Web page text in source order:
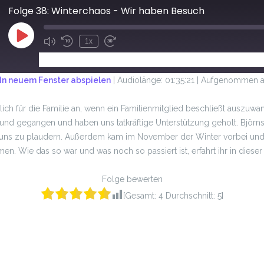
Folge 38: Winterchaos - Wir haben Besuch
1x
In neuem Fenster abspielen | Audiolänge: 01:35:21 | Aufgenommen
für die Familie an, wenn ein Familienmitglied beschließt
gegangen und haben uns tatkräftige Unterstützung geholt.
zu plaudern. Außerdem kam im November der Winter vorbei
Wie das so war und was noch so passiert ist, erfahrt ihr in
Folge bewerten
[Gesamt: 4 Durchschnitt: 5]